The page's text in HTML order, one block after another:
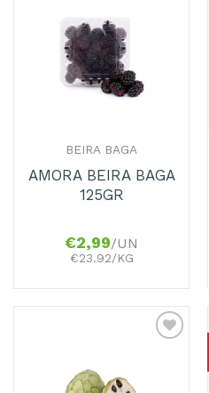
BEIRA BAGA
AMORA BEIRA BAGA
125GR
€2,99/UN
€23.92/KG
Favoritos